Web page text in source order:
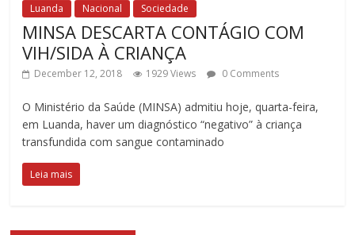
Luanda Nacional Sociedade
MINSA DESCARTA CONTÁGIO COM
VIH/SIDA À CRIANÇA
December 12, 2018 1929 Views 0 Comments
O Ministério da Saúde (MINSA) admitiu hoje, quarta-feira,
em Luanda, haver um diagnóstico “negativo” à criança
transfundida com sangue contaminado
Leia mais